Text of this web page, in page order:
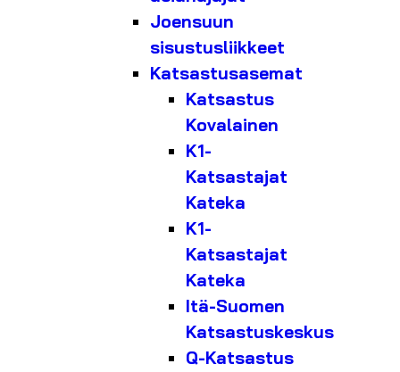
Joensuun
sisustusliikkeet
Katsastusasemat
Katsastus
Kovalainen
K1-
Katsastajat
Kateka
K1-
Katsastajat
Kateka
Itä-Suomen
Katsastuskeskus
Q-Katsastus